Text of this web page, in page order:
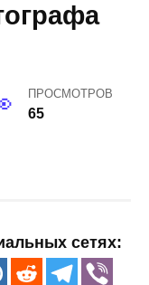
ПРОСМОТРОВ
65
сетях: